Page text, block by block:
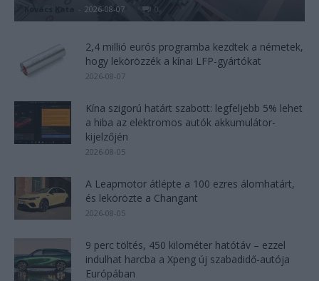
- 2026-08-07 0
2,4 millió eurós programba kezdtek a németek,
hogy lekörözzék a kínai LFP-gyártókat
2026-08-07
Kína szigorú határt szabott: legfeljebb 5% lehet
a hiba az elektromos autók akkumulátor-
kijelzőjén
2026-08-05
A Leapmotor átlépte a 100 ezres álomhatárt,
és lekörözte a Changant
2026-08-05
9 perc töltés, 450 kilométer hatótáv – ezzel
indulhat harcba a Xpeng új szabadidő-autója
Európában